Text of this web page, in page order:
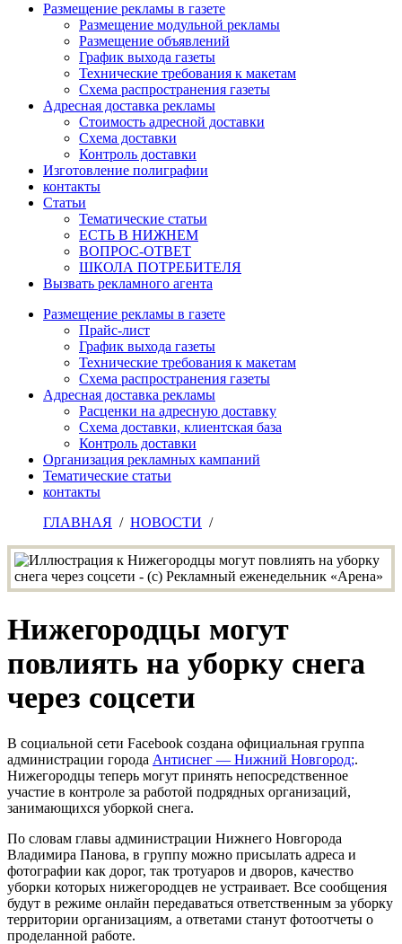
Размещение рекламы в газете
Размещение модульной рекламы
Размещение объявлений
График выхода газеты
Технические требования к макетам
Схема распространения газеты
Адресная доставка рекламы
Стоимость адресной доставки
Схема доставки
Контроль доставки
Изготовление полиграфии
контакты
Статьи
Тематические статьи
ЕСТЬ В НИЖНЕМ
ВОПРОС-ОТВЕТ
ШКОЛА ПОТРЕБИТЕЛЯ
Вызвать рекламного агента
Размещение рекламы в газете
Прайс-лист
График выхода газеты
Технические требования к макетам
Схема распространения газеты
Адресная доставка рекламы
Расценки на адресную доставку
Схема доставки, клиентская база
Контроль доставки
Организация рекламных кампаний
Тематические статьи
контакты
ГЛАВНАЯ / НОВОСТИ /
Нижегородцы могут
повлиять на уборку снега
через соцсети
В социальной сети Facebook создана официальная группа
администрации города Антиснег — Нижний Новгород;.
Нижегородцы теперь могут принять непосредственное
участие в контроле за работой подрядных организаций,
занимающихся уборкой снега.
По словам главы администрации Нижнего Новгорода
Владимира Панова, в группу можно присылать адреса и
фотографии как дорог, так тротуаров и дворов, качество
уборки которых нижегородцев не устраивает. Все сообщения
будут в режиме онлайн передаваться ответственным за уборку
территории организациям, а ответами станут фотоотчеты о
проделанной работе.